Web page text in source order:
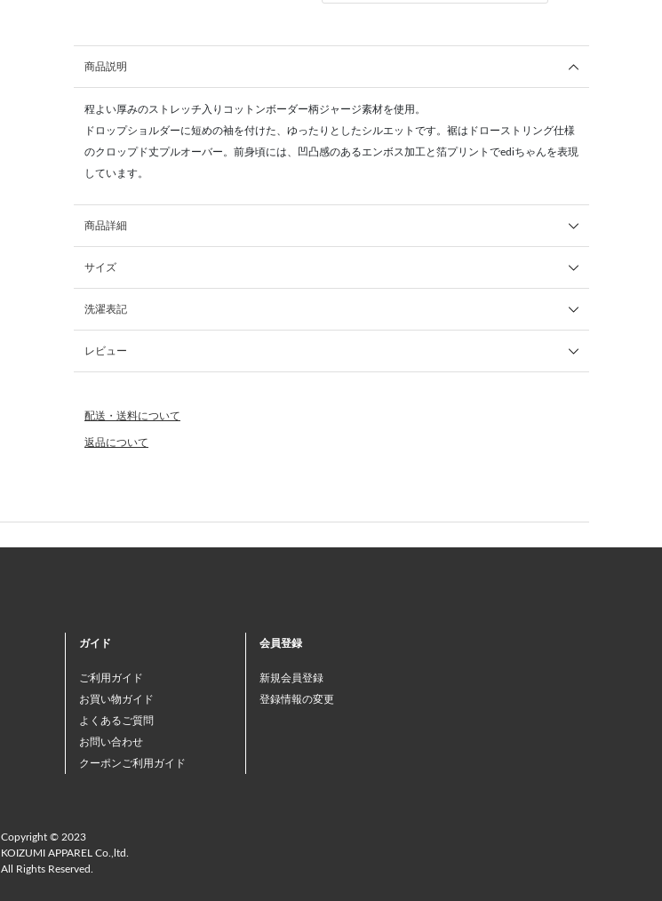
商品説明
程よい厚みのストレッチ入りコットンボーダー柄ジャージ素材を使用。
ドロップショルダーに短めの袖を付けた、ゆったりとしたシルエットです。裾はドローストリング仕様
のクロップド丈プルオーバー。前身頃には、凹凸感のあるエンボス加工と箔プリントでediちゃんを表現
しています。
商品詳細
サイズ
洗濯表記
レビュー
配送・送料について
返品について
ガイド
ご利用ガイド
お買い物ガイド
よくあるご質問
お問い合わせ
クーポンご利用ガイド
会員登録
新規会員登録
登録情報の変更
Copyright © 2023
KOIZUMI APPAREL Co.,ltd.
All Rights Reserved.